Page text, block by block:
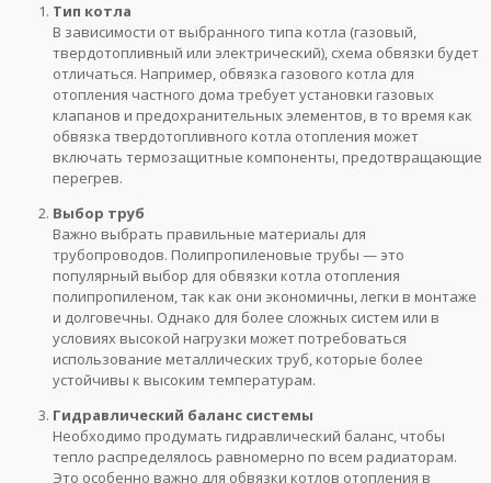
Тип котла
В зависимости от выбранного типа котла (газовый,
твердотопливный или электрический), схема обвязки будет
отличаться. Например, обвязка газового котла для
отопления частного дома требует установки газовых
клапанов и предохранительных элементов, в то время как
обвязка твердотопливного котла отопления может
включать термозащитные компоненты, предотвращающие
перегрев.
Выбор труб
Важно выбрать правильные материалы для
трубопроводов. Полипропиленовые трубы — это
популярный выбор для обвязки котла отопления
полипропиленом, так как они экономичны, легки в монтаже
и долговечны. Однако для более сложных систем или в
условиях высокой нагрузки может потребоваться
использование металлических труб, которые более
устойчивы к высоким температурам.
Гидравлический баланс системы
Необходимо продумать гидравлический баланс, чтобы
тепло распределялось равномерно по всем радиаторам.
Это особенно важно для обвязки котлов отопления в